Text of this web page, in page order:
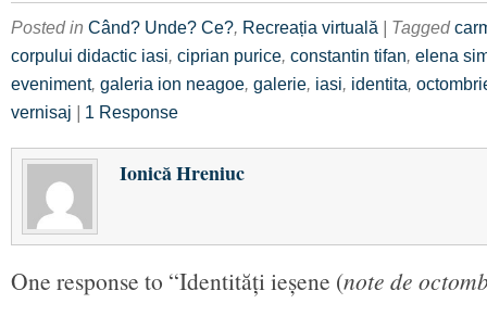
Posted in Când? Unde? Ce?, Recreația virtuală | Tagged
corpului didactic iasi, ciprian purice, constantin tifan, elena
eveniment, galeria ion neagoe, galerie, iasi, identita,
vernisaj | 1 Response
Ionică Hreniuc
One response to “Identități ieșene (note de